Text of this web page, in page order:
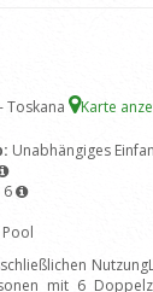
Toskana Karte
Unabhängiges
6
mit 6